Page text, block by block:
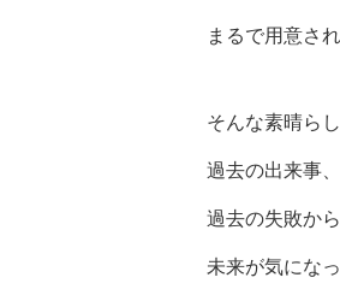
まるで用意さ
そんな素晴ら
過去の出来事
過去の失敗か
未来が気にな